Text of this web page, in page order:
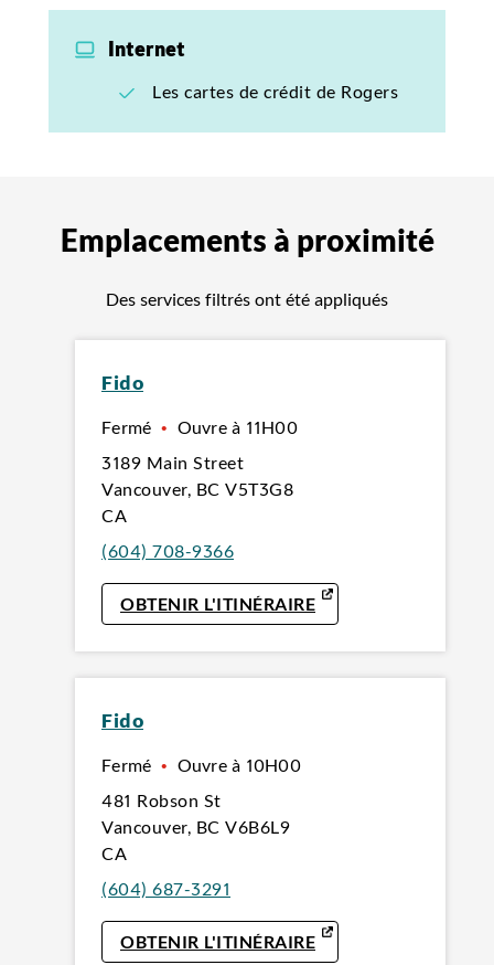
Internet
Les cartes de crédit de Rogers
Emplacements à proximité
Des services filtrés ont été appliqués
Fido
Fermé • Ouvre à 11H00
3189 Main Street
Vancouver, BC V5T3G8
CA
(604) 708-9366
OBTENIR L'ITINÉRAIRELINK OPENS IN
Fido
Fermé • Ouvre à 10H00
481 Robson St
Vancouver, BC V6B6L9
CA
(604) 687-3291
OBTENIR L'ITINÉRAIRELINK OPENS IN